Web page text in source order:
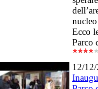
Ecco
Parco
12/